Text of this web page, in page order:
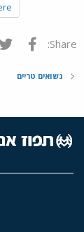
Share: פייסבוק
נשואים טריים